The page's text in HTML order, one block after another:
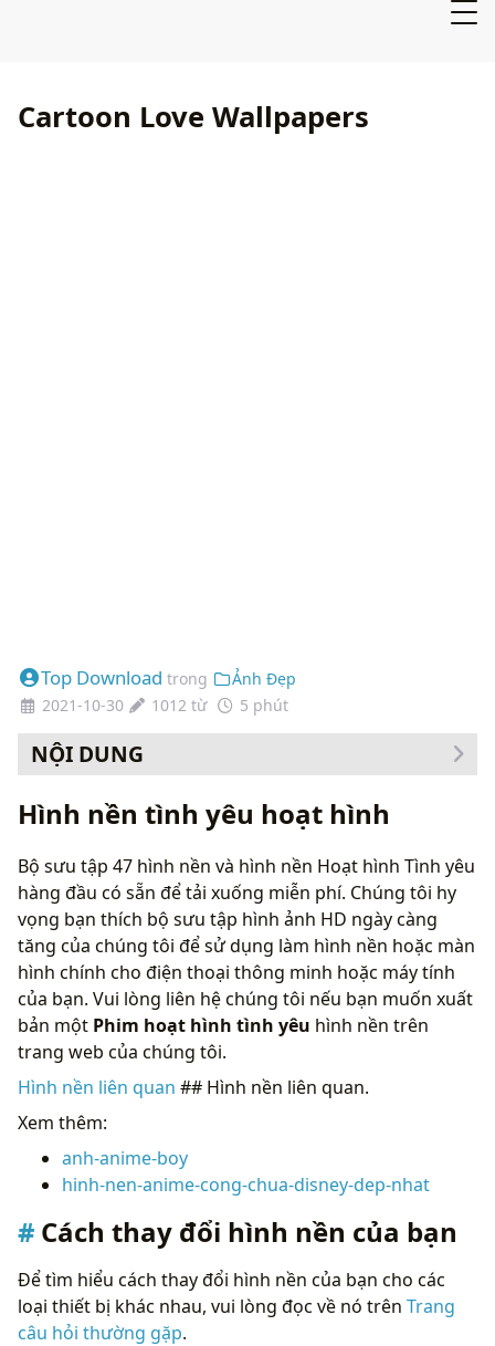
Cartoon Love Wallpapers
Top Download trong
Ảnh Đẹp
2021-10-30
1012 từ 5 phút
NỘI DUNG
Hình nền tình yêu hoạt hình
Bộ sưu tập 47 hình nền và hình nền Hoạt hình Tình yêu
hàng đầu có sẵn để tải xuống miễn phí. Chúng tôi hy
vọng bạn thích bộ sưu tập hình ảnh HD ngày càng
tăng của chúng tôi để sử dụng làm hình nền hoặc màn
hình chính cho điện thoại thông minh hoặc máy tính
của bạn. Vui lòng liên hệ chúng tôi nếu bạn muốn xuất
bản một Phim hoạt hình tình yêu hình nền trên
trang web của chúng tôi.
Hình nền liên quan ## Hình nền liên quan.
Xem thêm:
anh-anime-boy
hinh-nen-anime-cong-chua-disney-dep-nhat
Cách thay đổi hình nền của bạn
Để tìm hiểu cách thay đổi hình nền của bạn cho các
loại thiết bị khác nhau, vui lòng đọc về nó trên Trang
câu hỏi thường gặp.